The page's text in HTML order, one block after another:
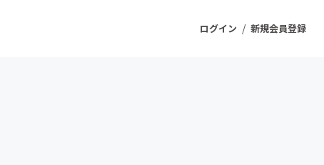
ログイン / 新規会員登録